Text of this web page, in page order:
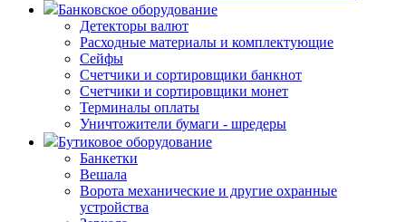
Банковское оборудование
Детекторы валют
Расходные материалы и комплектующие
Сейфы
Счетчики и сортировщики банкнот
Счетчики и сортировщики монет
Терминалы оплаты
Уничтожители бумаги - шредеры
Бутиковое оборудование
Банкетки
Вешала
Ворота механические и другие охранные
устройства